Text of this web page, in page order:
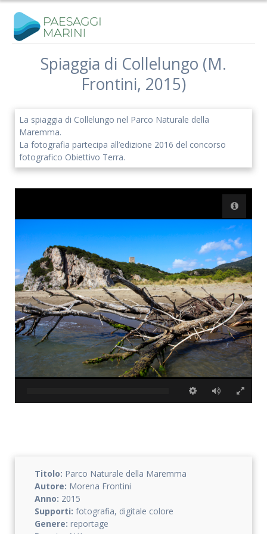
Iscriviti alla nostra newsletter
nostro progetto di ricerca.
Accetto che i miei dati personali vengano registrati da questa
applicazione secondo la vostra normativa sulla privacy
Salta
Spiaggia di Collelungo (M.
Frontini, 2015)
La spiaggia di Collelungo nel Parco Naturale della
Maremma.
La fotografia partecipa all’edizione 2016 del concorso
fotografico Obiettivo Terra.
Titolo: Parco Naturale della Maremma
Autore: Morena Frontini
Anno: 2015
Supporti: fotografia, digitale colore
Genere:reportage